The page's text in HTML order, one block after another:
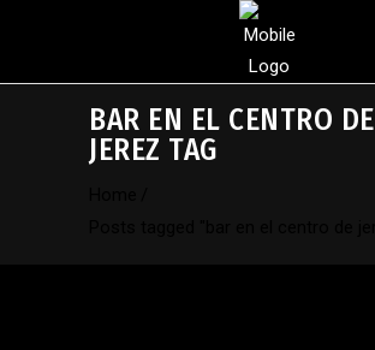
BAR EN EL CENTRO DE
JEREZ TAG